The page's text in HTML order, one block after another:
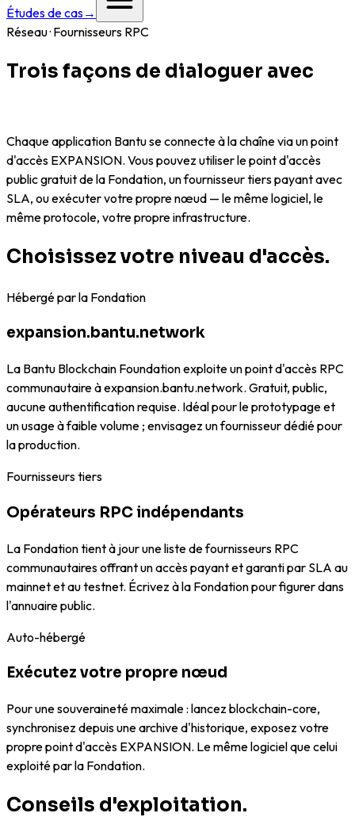
Études de cas→
Réseau · Fournisseurs RPC
Trois façons de dialoguer avec
Chaque application Bantu se connecte à la chaîne via un point
d'accès EXPANSION. Vous pouvez utiliser le point d'accès
public gratuit de la Fondation, un fournisseur tiers payant avec
SLA, ou exécuter votre propre nœud — le même logiciel, le
même protocole, votre propre infrastructure.
Choisissez votre niveau d'accès.
Hébergé par la Fondation
expansion.bantu.network
La Bantu Blockchain Foundation exploite un point d'accès RPC
communautaire à expansion.bantu.network. Gratuit, public,
aucune authentification requise. Idéal pour le prototypage et
un usage à faible volume ; envisagez un fournisseur dédié pour
la production.
Fournisseurs tiers
Opérateurs RPC indépendants
La Fondation tient à jour une liste de fournisseurs RPC
communautaires offrant un accès payant et garanti par SLA au
mainnet et au testnet. Écrivez à la Fondation pour figurer dans
l'annuaire public.
Auto-hébergé
Exécutez votre propre nœud
Pour une souveraineté maximale : lancez blockchain-core,
synchronisez depuis une archive d'historique, exposez votre
propre point d'accès EXPANSION. Le même logiciel que celui
exploité par la Fondation.
Conseils d'exploitation.